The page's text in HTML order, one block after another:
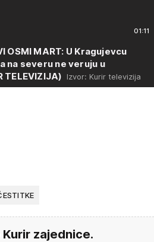
01:11
OSMI MART: U Kragujevcu
na severu ne veruju u
TELEVIZIJA) Izvor: Kurir televizija
zajednice.